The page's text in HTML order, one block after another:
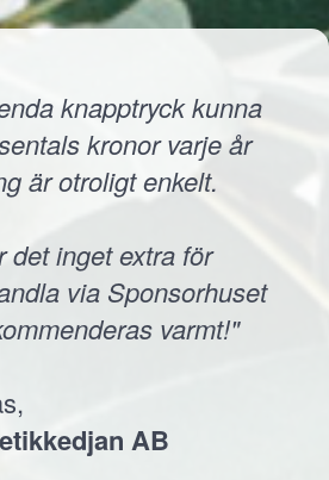
knapptryck kunna
kronor varje år
är otroligt enkelt.
det inget extra för
via Sponsorhuset
varmt!"
AB